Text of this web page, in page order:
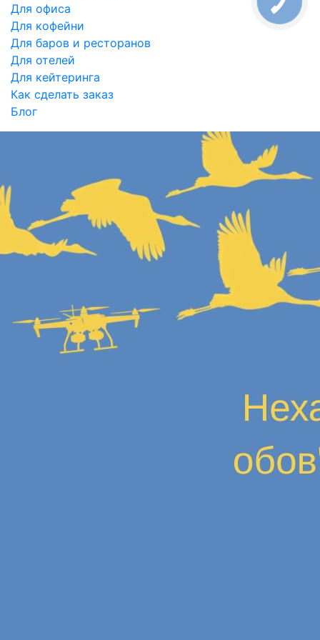
Для офиса
Для кофейни
Для баров и ресторанов
Для отелей
Для кейтеринга
Как сделать заказ
Блог